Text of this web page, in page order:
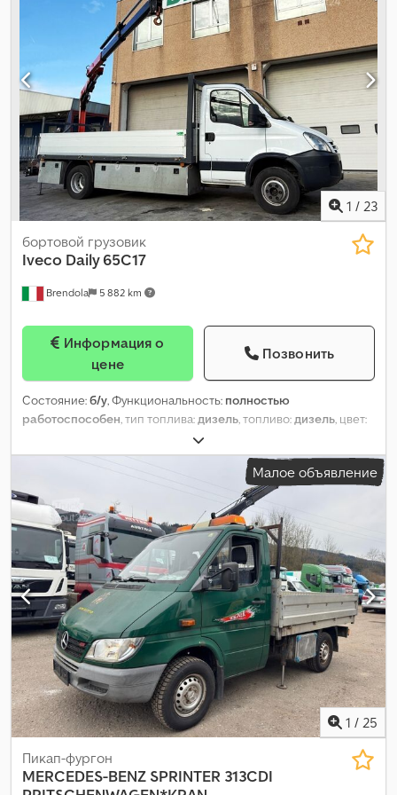
1 / 23
Brendola 5 882 km
бортовой грузовик
Iveco Daily 65C17
цене
Позвонить
Состояние:б/у, Функциональность: полностью
работоспособен, тип топлива:дизель, топливо:дизель, цвет:
Евро 4, количество мест:
выпуска:2007, Оборудование:кран,
Малое объявление
1 / 25
Пикап-фургон
MERCEDES-BENZ SPRINTER 313CDI